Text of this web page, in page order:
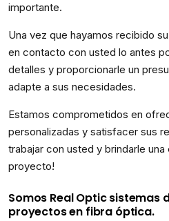
importante.
Una vez que hayamos recibido
en contacto con usted lo antes
detalles y proporcionarle un
adapte a sus necesidades.
Estamos comprometidos en
personalizadas y satisfacer sus
trabajar con usted y brindarle
proyecto!
Somos Real Optic sistemas
proyectos en fibra óptica.